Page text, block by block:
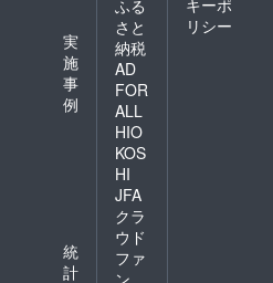
実
施
事
例
統
計
ふる
さと
納税
AD
FOR
ALL
HIO
KOS
HI
JFA
クラ
ウド
ファ
キーポ
リシー